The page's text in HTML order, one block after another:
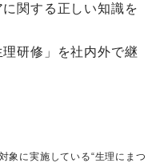
関する正しい知識を
研修」を社内外で継
象に実施している“生理にまつ